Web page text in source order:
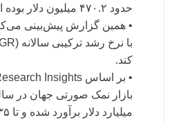
حدود ۴۷۰.۲ میلیون دلار بوده است.
کند.